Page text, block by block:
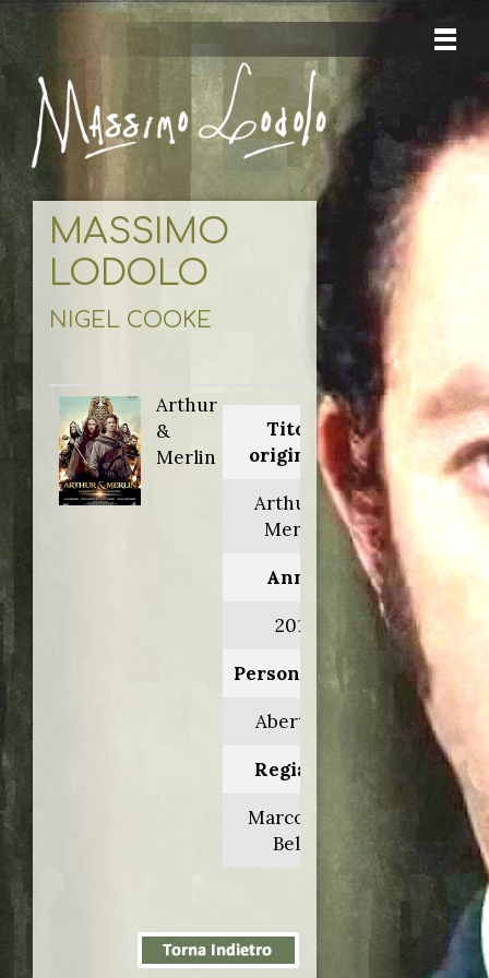
MASSIMO
LODOLO
NIGEL COOKE
Arthur
&
Merlin
Titolo
originale:
Arthur &
Merlin
Anno:
2015
Personaggio:
Aberthol
Regia di:
Marco van
Belle